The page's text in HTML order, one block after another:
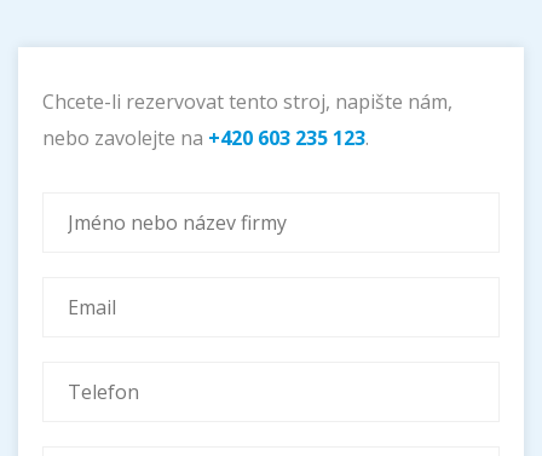
Chcete-li rezervovat tento stroj, napište nám,
nebo zavolejte na +420 603 235 123.